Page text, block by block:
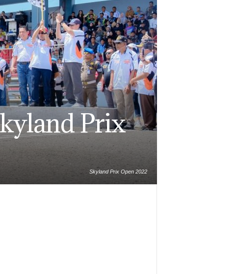
Skyland Prix Open 2022
Prix